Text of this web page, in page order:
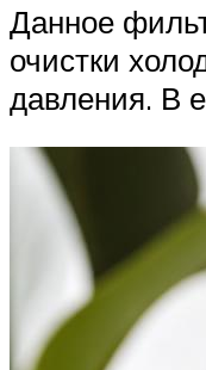
Данное
очистки
давления. В